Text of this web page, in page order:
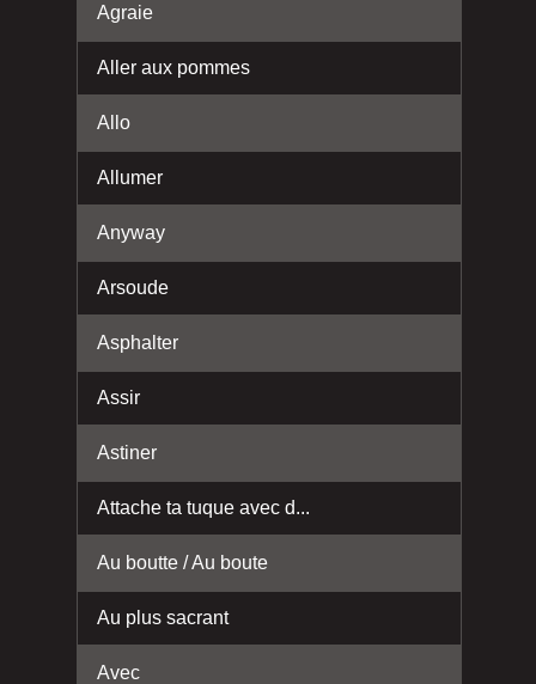
Agraie
Aller aux pommes
Allo
Allumer
Anyway
Arsoude
Asphalter
Assir
Astiner
Attache ta tuque avec d...
Au boutte / Au boute
Au plus sacrant
Avec